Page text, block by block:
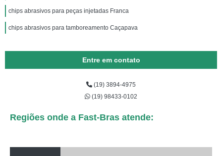
chips abrasivos para peças injetadas Franca
chips abrasivos para tamboreamento Caçapava
Entre em contato
(19) 3894-4975
(19) 98433-0102
Regiões onde a Fast-Bras atende: